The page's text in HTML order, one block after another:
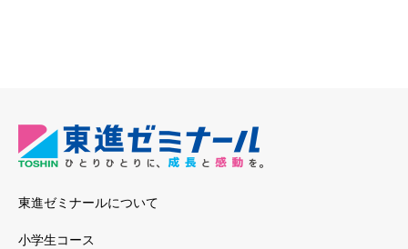
東進ゼミナールについて
小学生コース